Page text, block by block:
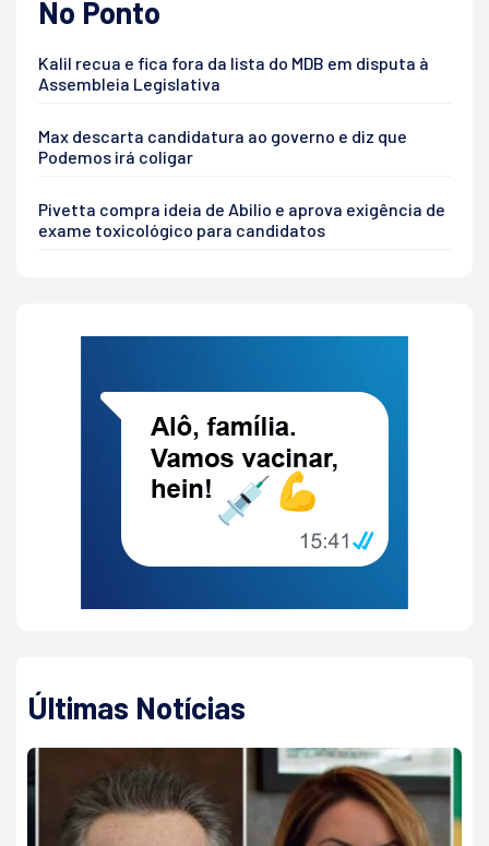
No Ponto
Kalil recua e fica fora da lista do MDB em disputa à
Assembleia Legislativa
Max descarta candidatura ao governo e diz que
Podemos irá coligar
Pivetta compra ideia de Abilio e aprova exigência de
exame toxicológico para candidatos
Últimas Notícias